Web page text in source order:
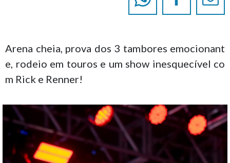
Arena cheia, prova dos 3 tambores emocionant
e, rodeio em touros e um show inesquecível co
m Rick e Renner!